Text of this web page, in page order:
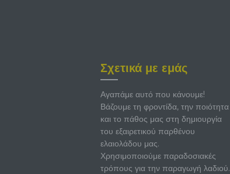
Σχετικά με εμάς
Αγαπάμε αυτό που κάνουμε!
Βάζουμε τη φροντίδα, την ποιότητα
και το πάθος μας στη δημιουργία
του εξαιρετικού παρθένου
ελαιολάδου μας.
Χρησιμοποιούμε παραδοσιακές
τρόπους για την παραγωγή λαδιού.